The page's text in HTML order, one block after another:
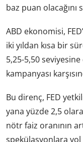
baz puan olacağını
ABD ekonomisi,
iki yıldan kısa bir
5,25-5,50
kampanyası
Bu direnç, FED
yana yüzde 2,5
nötr faiz oranının
spekülasyonlara yol